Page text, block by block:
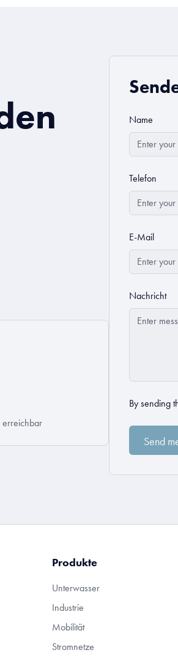
erreichbar
Name
Telefon
E-Mail
Nachricht
By sending
Produkte
Unterwasser
Industrie
Mobilität
Stromnetze